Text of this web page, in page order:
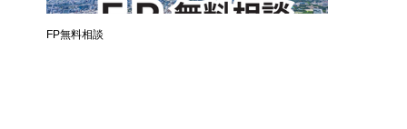
FP無料相談